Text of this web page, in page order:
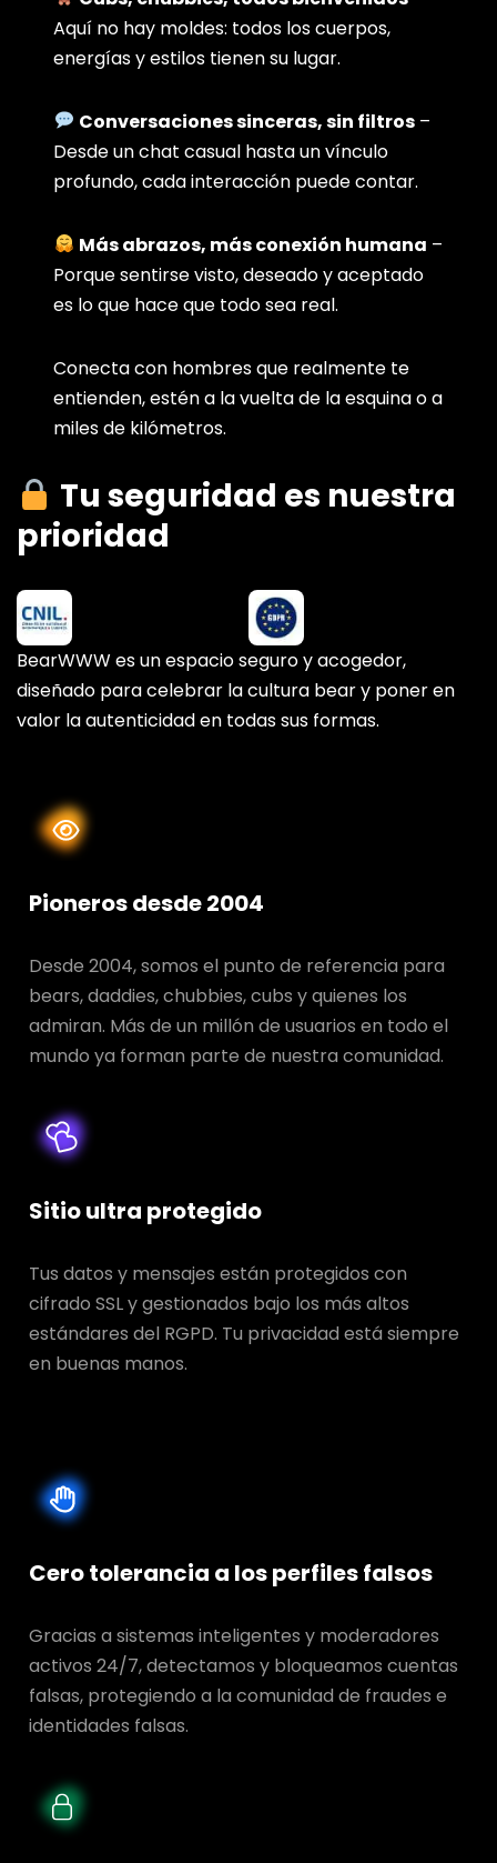
Aquí no hay moldes: todos los cuerpos,
energías y estilos tienen su lugar.
Conversaciones sinceras, sin filtros–
Desde un chat casual hasta un vínculo
profundo, cada interacción puede contar.
Más abrazos, más conexión humana –
Porque sentirse visto, deseado y aceptado
es lo que hace que todo sea real.
Conecta con hombres que realmente te
entienden, estén a la vuelta de la esquina o a
miles de kilómetros.
Tu seguridad es nuestra
prioridad
BearWWW es un espacio seguro y acogedor,
diseñado para celebrar la cultura bear y poner en
valor la autenticidad en todas sus formas.
Pioneros desde 2004
Desde 2004, somos el punto de referencia para
bears, daddies, chubbies, cubs y quienes los
admiran. Más de un millón de usuarios en todo el
mundo ya forman parte de nuestra comunidad.
Sitio ultra protegido
Tus datos y mensajes están protegidos con
cifrado SSL y gestionados bajo los más altos
estándares del RGPD. Tu privacidad está siempre
en buenas manos.
Cero tolerancia a los perfiles falsos
Gracias a sistemas inteligentes y moderadores
activos 24/7, detectamos y bloqueamos cuentas
falsas, protegiendo a la comunidad de fraudes e
identidades falsas.